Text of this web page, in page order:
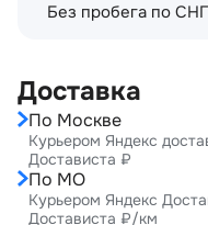
Без пробега по СНГ
Доставка
По Москве
Курьером Яндекс
Достависта ₽
По МО
Курьером Яндекс
Достависта ₽/км